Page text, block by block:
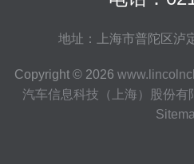
地址：上海市普陀区泸
Copyright © 2026
汽车信息科技（上海）股份有